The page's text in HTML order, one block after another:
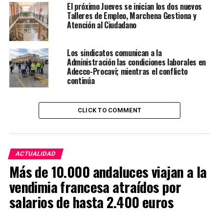
El próximo Jueves se inician los dos nuevos
Talleres de Empleo, Marchena Gestiona y
Atención al Ciudadano
Los sindicatos comunican a la
Administración las condiciones laborales en
Adecco-Procavi; mientras el conflicto
continúa
CLICK TO COMMENT
ACTUALIDAD
Más de 10.000 andaluces viajan a la
vendimia francesa atraídos por
salarios de hasta 2.400 euros